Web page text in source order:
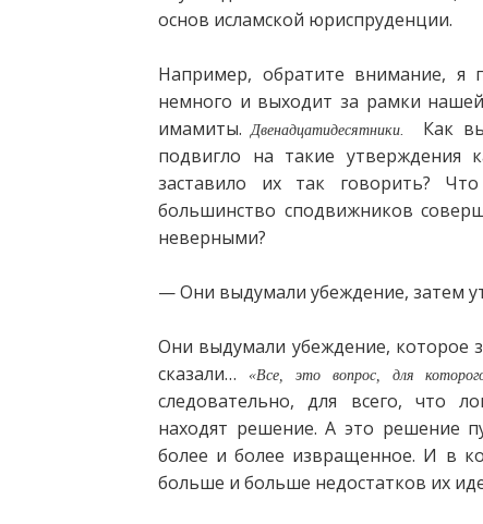
основ исламской юриспруденции.
Например, обратите внимание, я
немного и выходит за рамки
имамиты.Двенадцатидесятники.
Как
подвигло на такие утверждения
заставило их так говорить?
большинство сподвижников
неверными?
— Они выдумали убеждение, затем
Они выдумали убеждение, которое
сказали…
«Все, это вопрос, для
следовательно, для всего, что
находят решение. А это решение
более и более извращенное. И в
больше и больше недостатков их